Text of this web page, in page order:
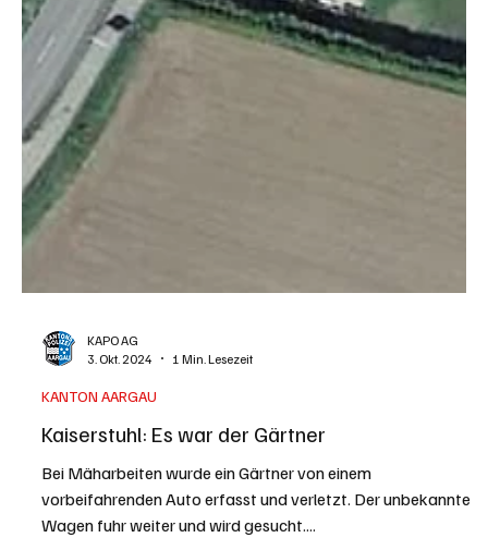
KAPO AG
KANTON AARGAU
Kaiserstuhl: Es war der Gärtner
Bei Mäharbeiten wurde ein Gärtner von einem